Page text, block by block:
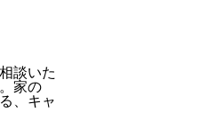
談いた
家の
、キャ